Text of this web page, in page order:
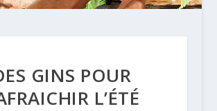
GINS POUR
L’ÉTÉ